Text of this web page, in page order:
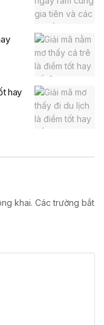
hay
khai. Các trường bắt